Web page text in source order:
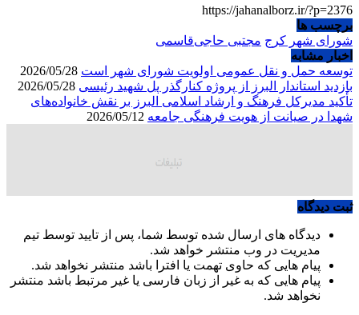
https://jahanalborz.ir/?p=2376
برچسب ها
شورای شهر کرج مجتبی حاجی‌قاسمی
اخبار مشابه
توسعه حمل و نقل عمومی اولویت شورای شهر است
بازدید استاندار البرز از پروژه کنارگذر پل شهید رئیسی
تأکید مدیرکل فرهنگ و ارشاد اسلامی البرز بر نقش خانواده‌های
شهدا در صیانت از هویت فرهنگی جامعه
ثبت دیدگاه
دیدگاه های ارسال شده توسط شما، پس از تایید توسط تیم
مدیریت در وب منتشر خواهد شد.
پیام هایی که حاوی تهمت یا افترا باشد منتشر نخواهد شد.
پیام هایی که به غیر از زبان فارسی یا غیر مرتبط باشد منتشر
نخواهد شد.